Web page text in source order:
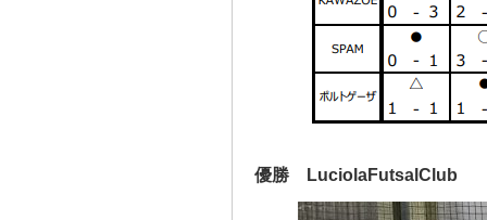
優勝 LuciolaFutsalClub